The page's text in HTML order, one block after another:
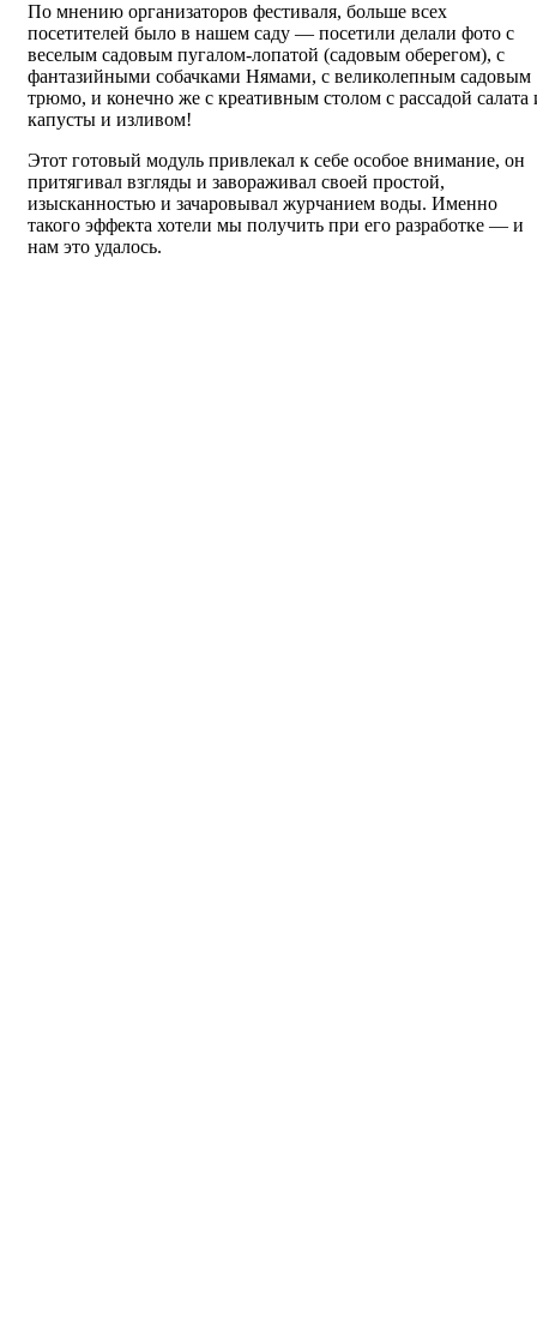
По мнению организаторов фестиваля, больше всех
посетителей было в нашем саду — посетили делали фото с
веселым садовым пугалом-лопатой (садовым оберегом), с
фантазийными собачками Нямами, с великолепным садовым
трюмо, и конечно же с креативным столом с рассадой салата
капусты и изливом!
Этот готовый модуль привлекал к себе особое внимание, он
притягивал взгляды и завораживал своей простой,
изысканностью и зачаровывал журчанием воды. Именно
такого эффекта хотели мы получить при его разработке — и
нам это удалось.